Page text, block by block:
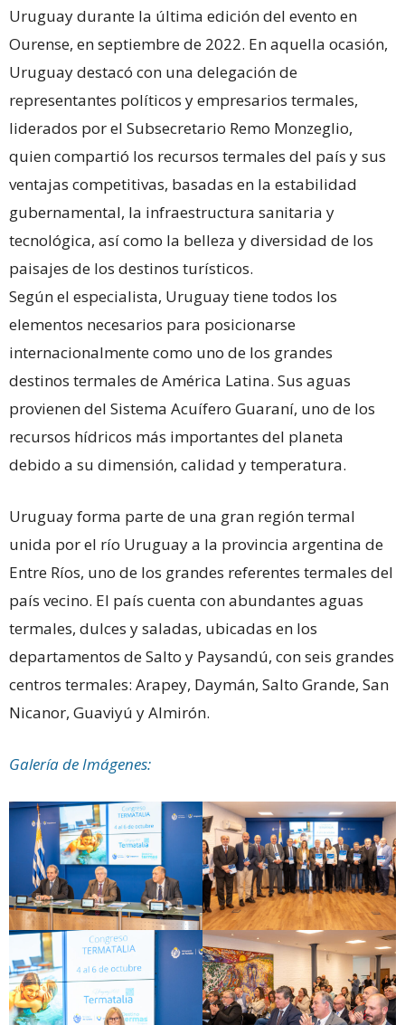
Uruguay durante la última edición del evento en
Ourense, en septiembre de 2022. En aquella ocasión,
Uruguay destacó con una delegación de
representantes políticos y empresarios termales,
liderados por el Subsecretario Remo Monzeglio,
quien compartió los recursos termales del país y sus
ventajas competitivas, basadas en la estabilidad
gubernamental, la infraestructura sanitaria y
tecnológica, así como la belleza y diversidad de los
paisajes de los destinos turísticos.
Según el especialista, Uruguay tiene todos los
elementos necesarios para posicionarse
internacionalmente como uno de los grandes
destinos termales de América Latina. Sus aguas
provienen del Sistema Acuífero Guaraní, uno de los
recursos hídricos más importantes del planeta
debido a su dimensión, calidad y temperatura.
Uruguay forma parte de una gran región termal
unida por el río Uruguay a la provincia argentina de
Entre Ríos, uno de los grandes referentes termales del
país vecino. El país cuenta con abundantes aguas
termales, dulces y saladas, ubicadas en los
departamentos de Salto y Paysandú, con seis grandes
centros termales: Arapey, Daymán, Salto Grande, San
Nicanor, Guaviyú y Almirón.
Galería de Imágenes: